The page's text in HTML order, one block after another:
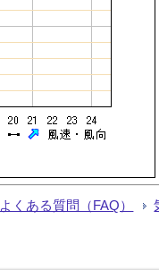
よくある質問（FAQ）